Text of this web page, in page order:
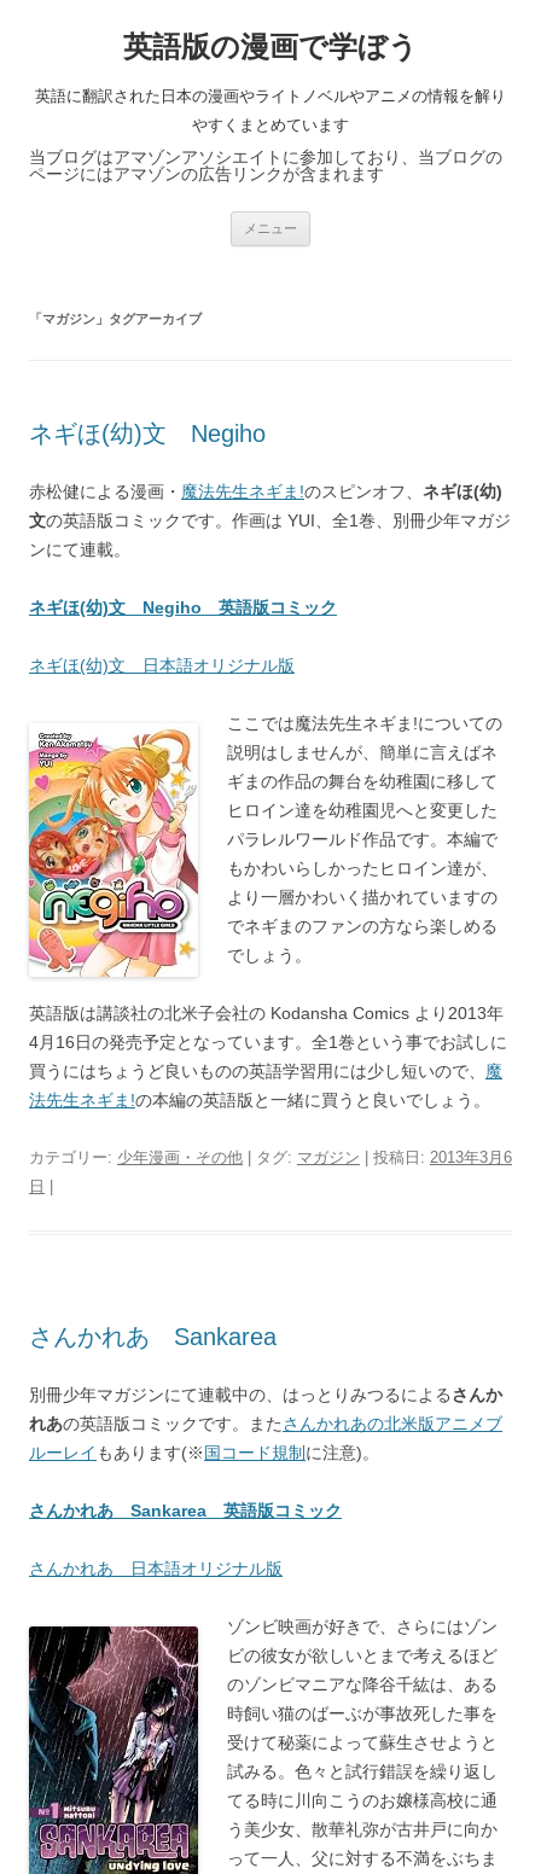
英語版の漫画で学ぼう
英語に翻訳された日本の漫画やライトノベルやアニメの情報を解り
やすくまとめています
当ブログはアマゾンアソシエイトに参加しており、当ブログの
ページにはアマゾンの広告リンクが含まれます
メニュー
「マガジン 」タグアーカイブ
ネギほ(幼)文 Negiho
赤松健による漫画・ 魔法先生ネギま!のスピンオフ、 ネギほ(幼)
文の英語版コミックです。作画は YUI、全1巻、別冊少年マガジ
ンにて連載。
ネギほ(幼)文 Negiho 英語版コミック
ネギほ(幼)文 日本語オリジナル版
ここでは魔法先生ネギま!についての
説明はしませんが、簡単に言えばネ
ギまの作品の舞台を幼稚園に移して
ヒロイン達を幼稚園児へと変更した
パラレルワールド作品です。本編で
もかわいらしかったヒロイン達が、
より一層かわいく描かれていますの
でネギまのファンの方なら楽しめる
でしょう。
英語版は講談社の北米子会社の Kodansha Comics より2013年
4月16日の発売予定となっています。全1巻という事でお試しに
買うにはちょうど良いものの英語学習用には少し短いので、 魔
法先生ネギま!の本編の英語版と一緒に買うと良いでしょう。
カテゴリー: 少年漫画・その他 | タグ: マガジン | 投稿日: 2013年3月6
日
さんかれあ Sankarea
別冊少年マガジンにて連載中の、はっとりみつるによるさんか
れあの英語版コミックです。またさんかれあの北米版アニメブ
ルーレイ もあります(※ 国コード規制 に注意)。
さんかれあ Sankarea 英語版コミック
さんかれあ 日本語オリジナル版
ゾンビ映画が好きで、さらにはゾン
ビの彼女が欲しいとまで考えるほど
のゾンビマニアな降谷千紘は、ある
時飼い猫のばーぶが事故死した事を
受けて秘薬によって蘇生させようと
試みる。色々と試行錯誤を繰り返し
てる時に川向こうのお嬢様高校に通
う美少女、散華礼弥が古井戸に向か
って一人、父に対する不満をぶちま